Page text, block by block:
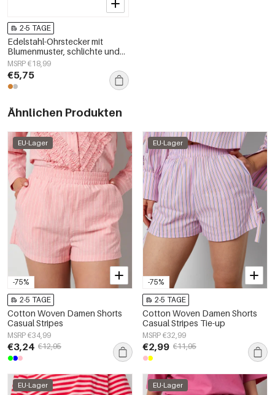
2-5 TAGE
Edelstahl-Ohrstecker mit
Blumenmuster, schlichte und
alltagstaugliche Serie,
Damenschmuck
MSRP €18,99
€5,75
Ähnlichen Produkten
-75%
EU-Lager
2-5 TAGE
Cotton Woven Damen Shorts
Casual Stripes
MSRP €34,99
€3,24 €12,95
-75%
EU-Lager
2-5 TAGE
Cotton Woven Damen Shorts
Casual Stripes Tie-up
MSRP €32,99
€2,99 €11,95
EU-Lager EU-Lager